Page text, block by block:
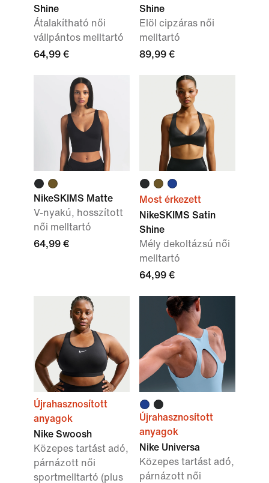
Shine
Átalakítható női
vállpántos melltartó
64,99 €
Shine
Elöl cipzáras női
melltartó
89,99 €
NikeSKIMS Matte
V-nyakú, hosszított
női melltartó
64,99 €
Most érkezett
NikeSKIMS Satin
Shine
Mély dekoltázsú női
melltartó
64,99 €
Újrahasznosított
anyagok
Nike Swoosh
Közepes tartást adó,
párnázott női
sportmelltartó (plus
Újrahasznosított
anyagok
Nike Universa
Közepes tartást adó,
párnázott női